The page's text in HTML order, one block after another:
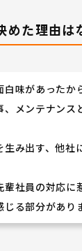
めた理由は
味があったか
、メンテナンス
生み出す、他社
輩社員の対応に
る部分があり